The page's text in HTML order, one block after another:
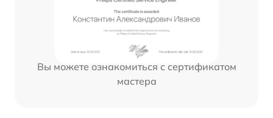
Вы можете ознакомиться с сертификатом
мастера